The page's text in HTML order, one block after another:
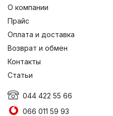
О компании
Прайс
Оплата и доставка
Возврат и обмен
Контакты
Статьи
044 422 55 66
066 011 59 93